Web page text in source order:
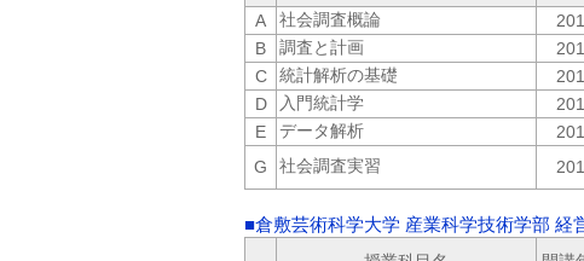
A
社会調査概論
B
調査と計画
C
統計解析の基礎
D
入門統計学
E
データ解析
G
社会調査実習
■倉敷芸術科学大学 産業科学技術学部